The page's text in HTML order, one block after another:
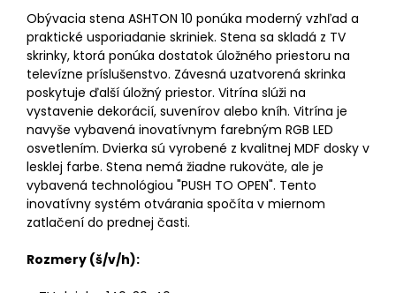
Obývacia stena ASHTON 10 ponúka moderný vzhľad a
praktické usporiadanie skriniek. Stena sa skladá z TV
skrinky, ktorá ponúka dostatok úložného priestoru na
televízne príslušenstvo. Závesná uzatvorená skrinka
poskytuje ďalší úložný priestor. Vitrína slúži na
vystavenie dekorácií, suvenírov alebo kníh. Vitrína je
navyše vybavená inovatívnym farebným RGB LED
osvetlením. Dvierka sú vyrobené z kvalitnej MDF dosky v
lesklej farbe. Stena nemá žiadne rukoväte, ale je
vybavená technológiou "PUSH TO OPEN". Tento
inovatívny systém otvárania spočíta v miernom
zatlačení do prednej časti.
Rozmery (š/v/h):